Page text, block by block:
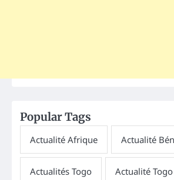
Popular Tags